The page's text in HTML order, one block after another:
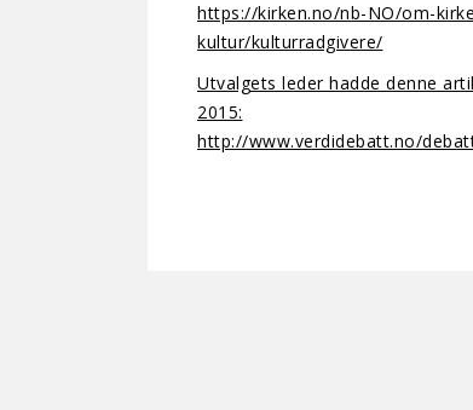
https://kirken.no/nb-NO/om-
kultur/kulturradgivere/
Utvalgets leder hadde denne
2015:
http://www.verdidebatt.no/